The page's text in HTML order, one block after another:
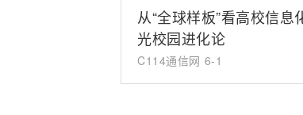
从“全球样板”看高校信
光校园进化论
C114通信网 6-1